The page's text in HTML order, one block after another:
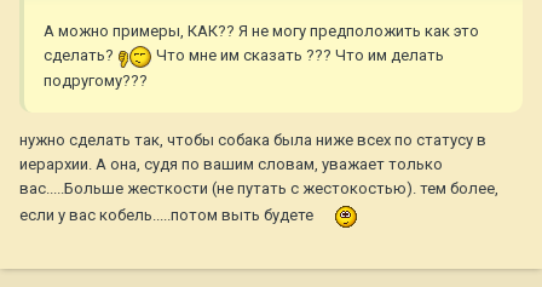
А можно примеры, КАК?? Я не могу предположить как это
сделать?
Что мне им сказать ??? Что им делать
подругому???
нужно сделать так, чтобы собака была ниже всех по статусу в
иерархии. А она, судя по вашим словам, уважает только
вас.....Больше жесткости (не путать с жестокостью). тем более,
если у вас кобель.....потом выть будете